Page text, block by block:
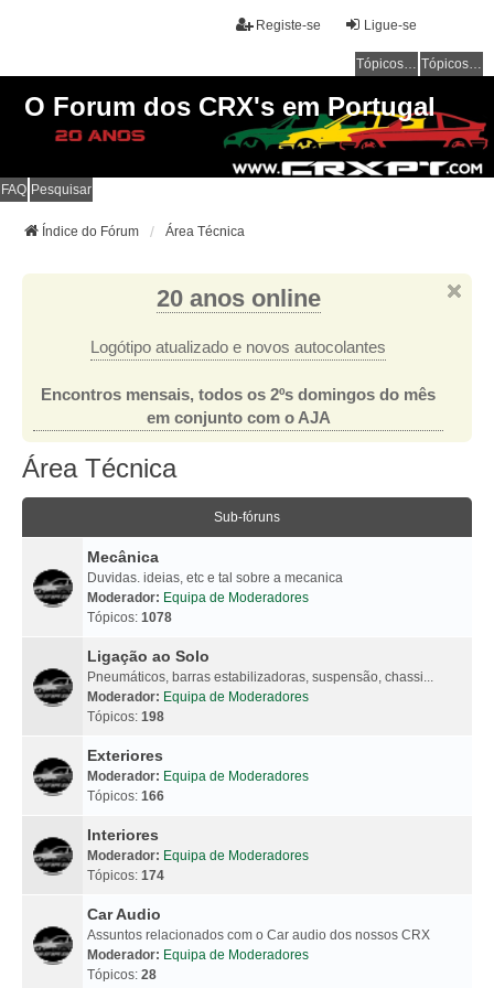
Ligue-se
Registe-se
Tópicos sem resposta Tópicos ativos
O Forum dos CRX's em Portugal
FAQ Pesquisar
Índice do Fórum Área Técnica
20 anos online
Logótipo atualizado e novos autocolantes
Encontros mensais, todos os 2ºs domingos do mês
em conjunto com o AJA
Área Técnica
Sub-fóruns
Mecânica
Duvidas. ideias, etc e tal sobre a mecanica
Moderador: Equipa de Moderadores
Tópicos: 1078
Ligação ao Solo
Pneumáticos, barras estabilizadoras, suspensão, chassi...
Moderador: Equipa de Moderadores
Tópicos: 198
Exteriores
Moderador: Equipa de Moderadores
Tópicos: 166
Interiores
Moderador: Equipa de Moderadores
Tópicos: 174
Car Audio
Assuntos relacionados com o Car audio dos nossos CRX
Moderador: Equipa de Moderadores
Tópicos: 28